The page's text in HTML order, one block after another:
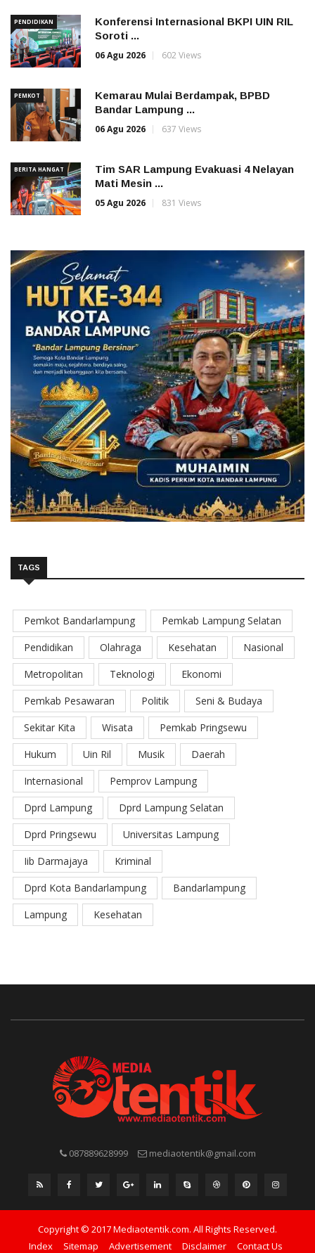
PENDIDIKAN
Konferensi Internasional BKPI UIN RIL
Soroti ...
06 Agu 2026
602 Views
PEMKOT
Kemarau Mulai Berdampak, BPBD
Bandar Lampung ...
06 Agu 2026
637 Views
BERITA HANGAT
Tim SAR Lampung Evakuasi 4 Nelayan
Mati Mesin ...
05 Agu 2026
831 Views
TAGS
Pemkot Bandarlampung
Pemkab Lampung Selatan
Pendidikan
Olahraga Kesehatan
Nasional
Metropolitan
Teknologi
Ekonomi
Pemkab Pesawaran
Politik
Seni & Budaya
Sekitar Kita
Wisata
Pemkab Pringsewu
Hukum
Uin Ril Musik
Daerah
Internasional
Pemprov Lampung
Dprd Lampung
Dprd Lampung Selatan
Dprd Pringsewu
Universitas Lampung
Iib Darmajaya
Kriminal
Dprd Kota Bandarlampung
Bandarlampung
Lampung
Kesehatan
087889628999 mediaotentik@gmail.com
Copyright © 2017 Mediaotentik.com. All Rights Reserved.
Index
Sitemap Advertisement Disclaimer Contact Us